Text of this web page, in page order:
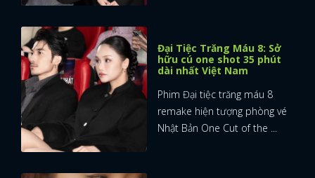
Đại Tiệc Trăng Máu 8: Sở
hữu cú one shot 35 phút
dài nhất Việt Nam
Phim Đại tiệc trăng máu 8
remake hiện tượng phòng vé
Nhật Bản One Cut of the ...